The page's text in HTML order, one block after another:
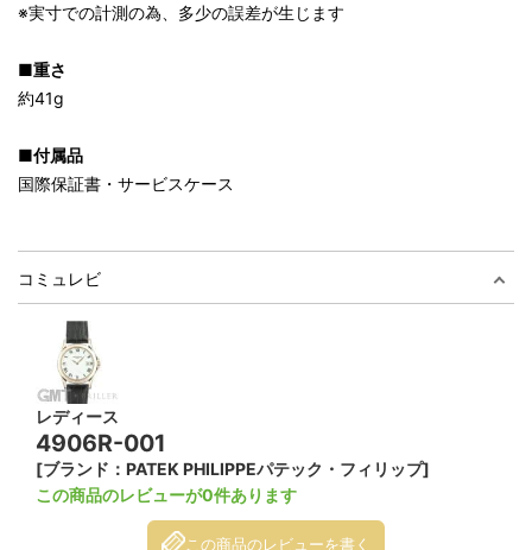
※実寸での計測の為、多少の誤差が生じます
■重さ
約41g
■付属品
国際保証書・サービスケース
コミュレビ
レディース
4906R-001
[ブランド：PATEK PHILIPPEパテック・フィリップ]
この商品のレビューが0件あります
この商品のレビューを書く